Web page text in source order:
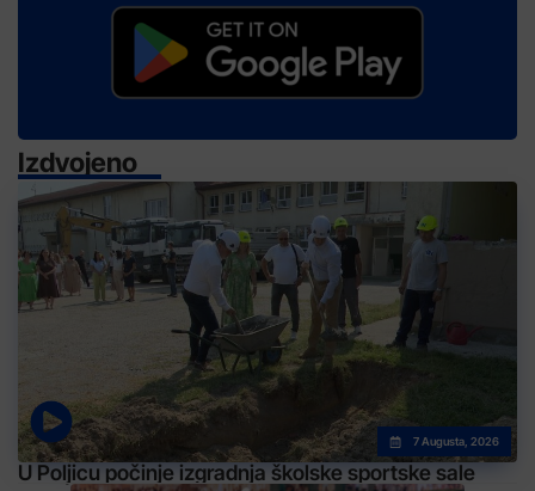
Izdvojeno
7 Augusta, 2026
U Poljicu počinje izgradnja školske sportske sale